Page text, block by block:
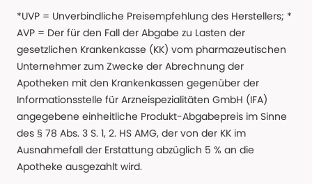
*UVP = Unverbindliche Preisempfehlung des Herstellers; *
AVP = Der für den Fall der Abgabe zu Lasten der
gesetzlichen Krankenkasse (KK) vom pharmazeutischen
Unternehmer zum Zwecke der Abrechnung der
Apotheken mit den Krankenkassen gegenüber der
Informationsstelle für Arzneispezialitäten GmbH (IFA)
angegebene einheitliche Produkt-Abgabepreis im Sinne
des § 78 Abs. 3 S. 1, 2. HS AMG, der von der KK im
Ausnahmefall der Erstattung abzüglich 5 % an die
Apotheke ausgezahlt wird.